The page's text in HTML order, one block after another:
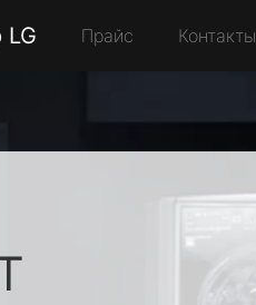
Прайс Контакты